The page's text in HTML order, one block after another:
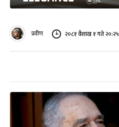
प्रवीण २०८१ वैशाख १ गते २०:२५